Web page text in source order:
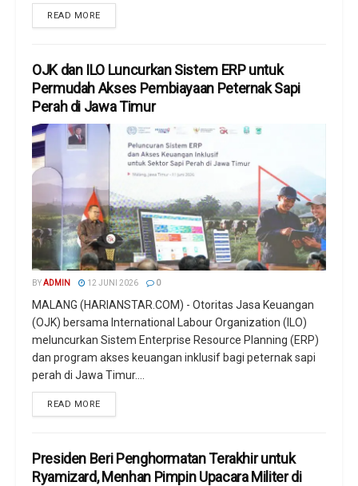
READ MORE
OJK dan ILO Luncurkan Sistem ERP untuk
Permudah Akses Pembiayaan Peternak Sapi
Perah di Jawa Timur
BYADMIN 12 JUNI 2026 0
MALANG (HARIANSTAR.COM) - Otoritas Jasa Keuangan
(OJK) bersama International Labour Organization (ILO)
meluncurkan Sistem Enterprise Resource Planning (ERP)
dan program akses keuangan inklusif bagi peternak sapi
perah di Jawa Timur....
READ MORE
Presiden Beri Penghormatan Terakhir untuk
Ryamizard, Menhan Pimpin Upacara Militer di